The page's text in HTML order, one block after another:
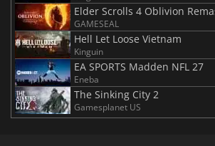
Elder Scrolls 4 Oblivion
GAMESEAL
Hell Let Loose Vietnam
Kinguin
EA SPORTS Madden NFL 27
Eneba
The Sinking City 2
Gamesplanet US